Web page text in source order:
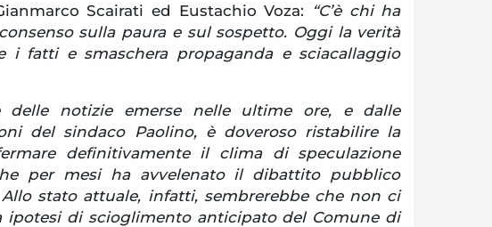
Scairati ed Eustachio Voza:
“C’è chi ha
sulla paura e sul sospetto. Oggi la verità
i fatti e smaschera propaganda e sciacallaggio
delle notizie emerse nelle ultime ore, e dalle
del sindaco Paolino, è doveroso ristabilire la
definitivamente il clima di speculazione
per mesi ha avvelenato il dibattito pubblico
stato attuale, infatti, sembrerebbe che non ci
ipotesi di scioglimento anticipato del Comune di